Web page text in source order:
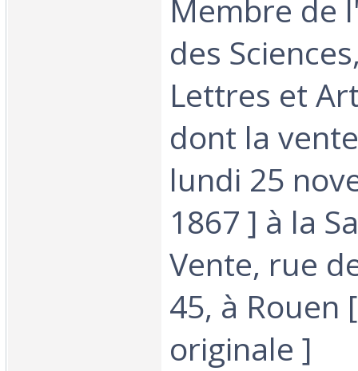
Membre de
des
Lettres et
dont la
lundi 25
1867 ] à la
Vente, rue
45, à Rouen
originale ]‎